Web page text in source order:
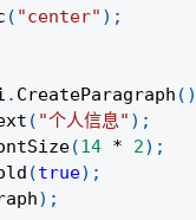
( "center" ) ;
. CreateParagraph ( )
( "个人信息" ) ;
(14 * 2) ;
(true) ;
) ;